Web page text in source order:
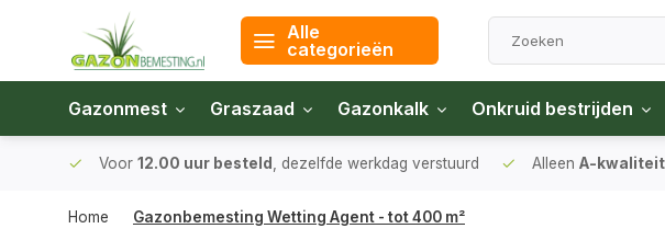
Alle
categorieën
Gazonmest Graszaad Gazonkalk Onkruid bestrijden
Voor 12.00 uur besteld , dezelfde werkdag verstuurd Alleen A-
Home Gazonbemesting Wetting Agent - tot 400 m²